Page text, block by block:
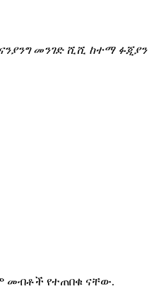
ናንያንግ መንገድ ሺሺ ከተማ ፉጂያን
መብቶች የተጠበቁ ናቸው.